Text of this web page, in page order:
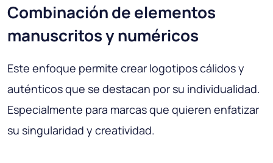
Combinación de elementos
manuscritos y numéricos
Este enfoque permite crear logotipos cálidos y
auténticos que se destacan por su individualidad.
Especialmente para marcas que quieren enfatizar
su singularidad y creatividad.